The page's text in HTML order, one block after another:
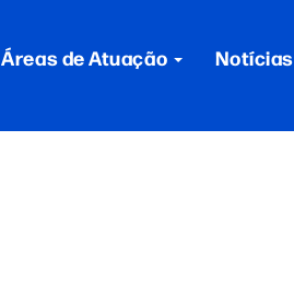
Áreas de Atuação Notícias